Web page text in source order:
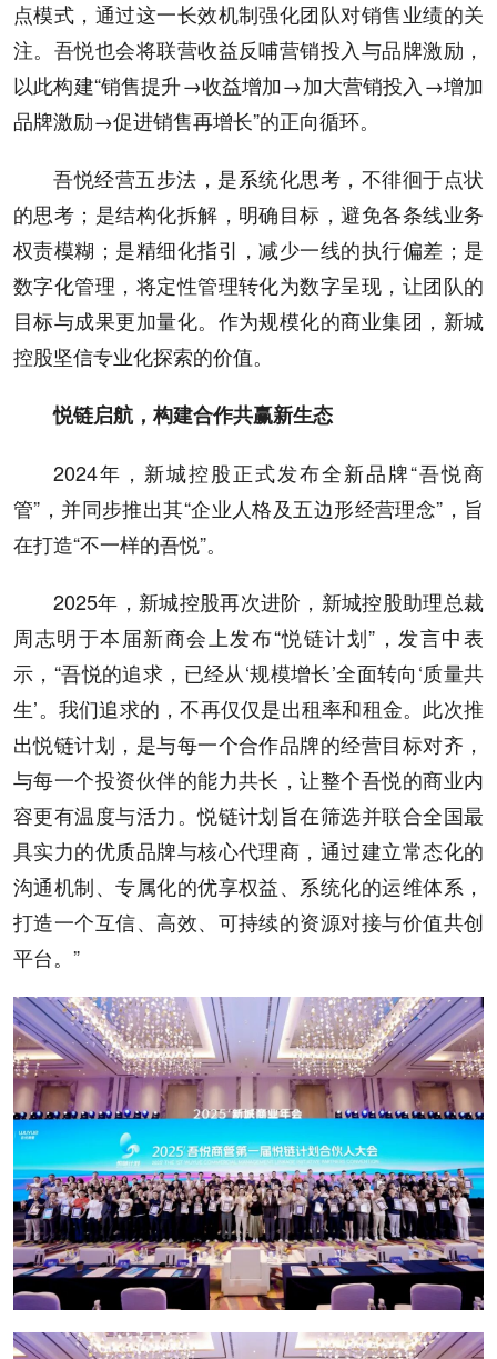
点模式，通过这一长效机制强化团队对销售业绩的关
注。吾悦也会将联营收益反哺营销投入与品牌激励，
以此构建“销售提升→收益增加→加大营销投入→增加
品牌激励→促进销售再增长”的正向循环。
吾悦经营五步法，是系统化思考，不徘徊于点状
的思考；是结构化拆解，明确目标，避免各条线业务
权责模糊；是精细化指引，减少一线的执行偏差；是
数字化管理，将定性管理转化为数字呈现，让团队的
目标与成果更加量化。作为规模化的商业集团，新城
控股坚信专业化探索的价值。
悦链启航，构建合作共赢新生态
2024年，新城控股正式发布全新品牌“吾悦商
管”，并同步推出其“企业人格及五边形经营理念”，旨
在打造“不一样的吾悦”。
2025年，新城控股再次进阶，新城控股助理总裁
周志明于本届新商会上发布“悦链计划”，发言中表
示，“吾悦的追求，已经从‘规模增长’全面转向‘质量共
生’。我们追求的，不再仅仅是出租率和租金。此次推
出悦链计划，是与每一个合作品牌的经营目标对齐，
与每一个投资伙伴的能力共长，让整个吾悦的商业内
容更有温度与活力。悦链计划旨在筛选并联合全国最
具实力的优质品牌与核心代理商，通过建立常态化的
沟通机制、专属化的优享权益、系统化的运维体系，
打造一个互信、高效、可持续的资源对接与价值共创
平台。”